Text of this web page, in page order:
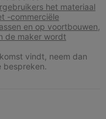
het materiaal
-commerciële
en op voortbouwen,
de maker wordt
vindt, neem dan
bespreken.